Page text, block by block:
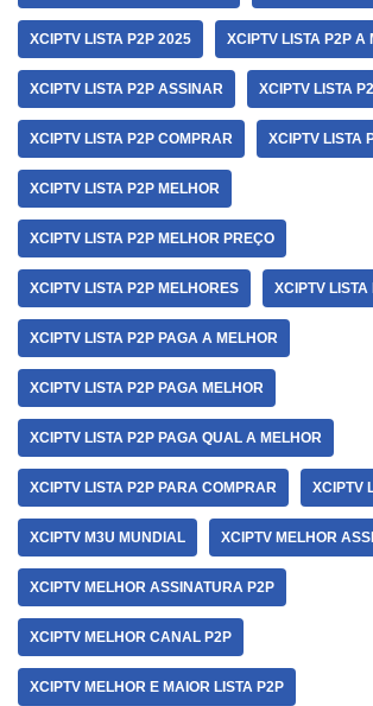
XCIPTV LISTA P2P 2025 XCIPTV LISTA P2P A
XCIPTV LISTA P2P ASSINAR XCIPTV LISTA
XCIPTV LISTA P2P COMPRAR XCIPTV LISTA
XCIPTV LISTA P2P MELHOR
XCIPTV LISTA P2P MELHOR PREÇO
XCIPTV LISTA P2P MELHORES XCIPTV LISTA
XCIPTV LISTA P2P PAGA A MELHOR
XCIPTV LISTA P2P PAGA MELHOR
XCIPTV LISTA P2P PAGA QUAL A MELHOR
XCIPTV LISTA P2P PARA COMPRAR XCIPTV
XCIPTV M3U MUNDIAL XCIPTV MELHOR
XCIPTV MELHOR ASSINATURA P2P
XCIPTV MELHOR CANAL P2P
XCIPTV MELHOR E MAIOR LISTA P2P